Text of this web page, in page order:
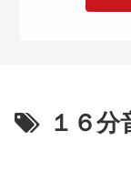
１６分